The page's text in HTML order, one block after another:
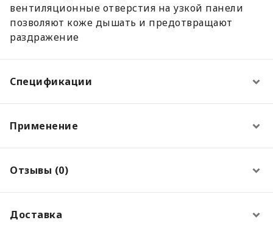
вентиляционные отверстия на узкой панели
позволяют коже дышать и предотвращают
раздражение
Спецификации
Применение
Отзывы (0)
Доставка